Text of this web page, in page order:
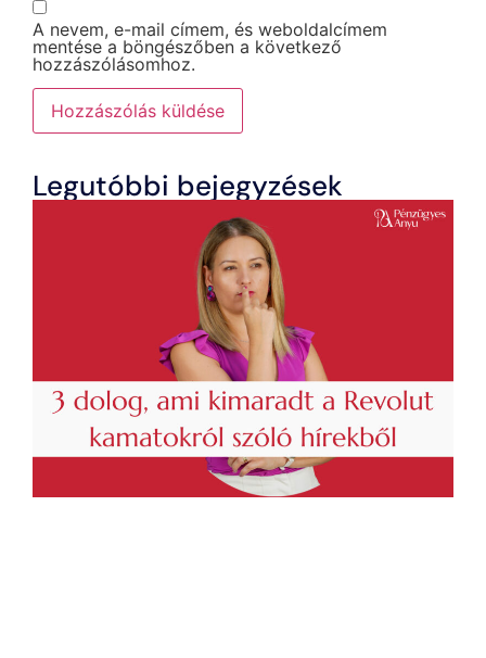
A nevem, e-mail címem, és weboldalcímem
mentése a böngészőben a következő
hozzászólásomhoz.
Legutóbbi bejegyzések